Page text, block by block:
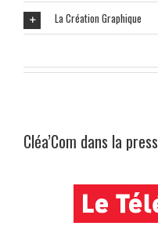
La Création Graphique
Cléa’Com dans la